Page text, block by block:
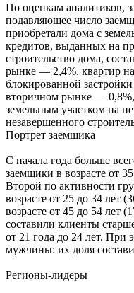
По оценкам аналитиков,
подавляющее число
приобретали дома с
кредитов, выданных на
строительство дома,
рынке — 2,4%, квартир
блокированной
вторичном рынке —
земельным участком на
незавершенного
Портрет заемщика
С начала года больше
заемщики в возрасте от
Второй по активности
возрасте от 25 до 34 лет
возрасте от 45 до 54 лет
составили клиенты
от 21 года до 24 лет. При
мужчины: их доля
Регионы-лидеры